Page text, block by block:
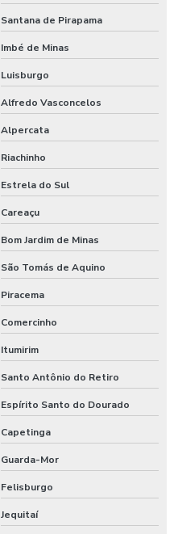
Santana de Pirapama
Imbé de Minas
Luisburgo
Alfredo Vasconcelos
Alpercata
Riachinho
Estrela do Sul
Careaçu
Bom Jardim de Minas
São Tomás de Aquino
Piracema
Comercinho
Itumirim
Santo Antônio do Retiro
Espírito Santo do Dourado
Capetinga
Guarda-Mor
Felisburgo
Jequitaí